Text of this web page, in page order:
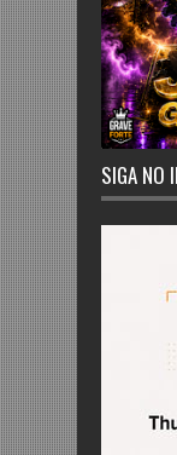
SIGA NO